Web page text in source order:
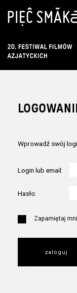
Wprowadź swój
Login lub email:
Hasło:
Zapamiętaj